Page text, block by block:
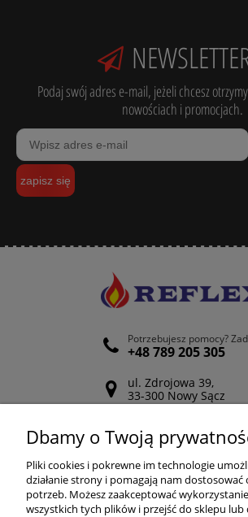
Podaj swój adres e-mail, jeżeli chcesz
nowościach i promocjach.
zapisz się
Potrzebujesz pomocy?
+48 789 205 305
ul. Zdrojowa 39,
33-300 Nowy Sącz
Odwiedź nasz
POMOC
Dbamy o Twoją
Pliki cookies i pokrewne im technologie
działanie strony i pomagają nam dostosować
potrzeb. Możesz zaakceptować
wszystkich tych plików i przejść do sklepu lub